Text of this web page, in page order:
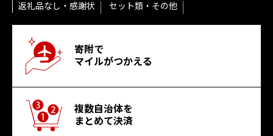
返礼品なし・感謝状
セット類・その他
寄附で
マイルがつかえる
複数自治体を
まとめて決済